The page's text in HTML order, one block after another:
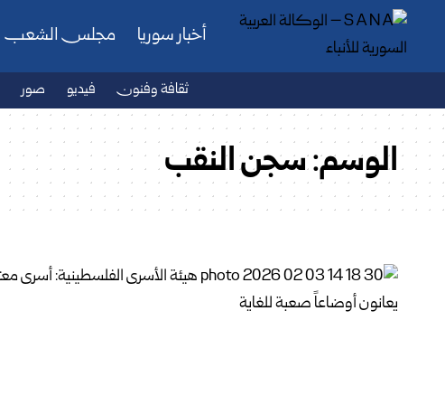
أخبار سوريا مجلس الشعب
ثقافة وفنون فيديو صور
الوسم:سجن النقب